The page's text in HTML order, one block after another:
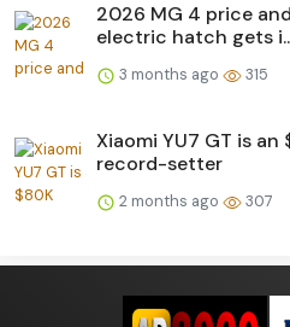
2026 MG 4 price
electric hatch gets
3 months ago 315
Xiaomi YU7 GT is
record-setter
2 months ago 307